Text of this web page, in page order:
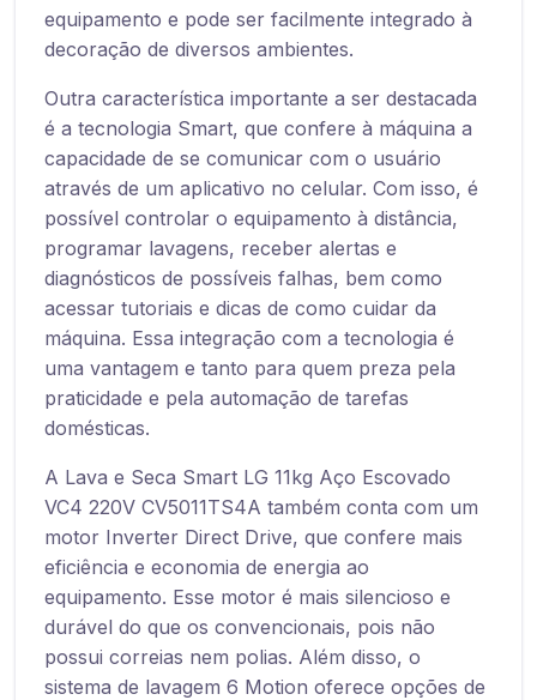
equipamento e pode ser facilmente integrado à
decoração de diversos ambientes.
Outra característica importante a ser destacada
é a tecnologia Smart, que confere à máquina a
capacidade de se comunicar com o usuário
através de um aplicativo no celular. Com isso, é
possível controlar o equipamento à distância,
programar lavagens, receber alertas e
diagnósticos de possíveis falhas, bem como
acessar tutoriais e dicas de como cuidar da
máquina. Essa integração com a tecnologia é
uma vantagem e tanto para quem preza pela
praticidade e pela automação de tarefas
domésticas.
A Lava e Seca Smart LG 11kg Aço Escovado
VC4 220V CV5011TS4A também conta com um
motor Inverter Direct Drive, que confere mais
eficiência e economia de energia ao
equipamento. Esse motor é mais silencioso e
durável do que os convencionais, pois não
possui correias nem polias. Além disso, o
sistema de lavagem 6 Motion oferece opções de